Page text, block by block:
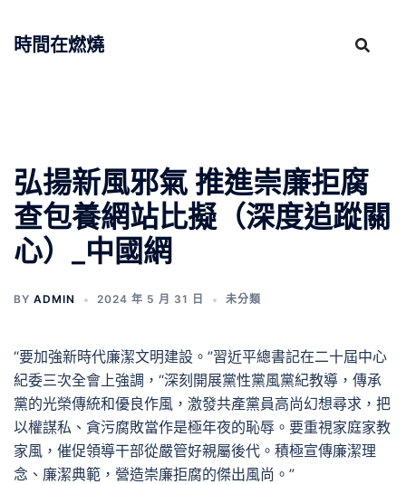
時間在燃燒
弘揚新風邪氣 推進崇廉拒腐
查包養網站比擬（深度追蹤關
心）_中國網
BY ADMIN 2024 年 5 月 31 日 未分類
“要加強新時代廉潔文明建設。”習近平總書記在二十屆中心
紀委三次全會上強調，“深刻開展黨性黨風黨紀教導，傳承
黨的光榮傳統和優良作風，激發共產黨員高尚幻想尋求，把
以權謀私、貪污腐敗當作是極年夜的恥辱。要重視家庭家教
家風，催促領導干部從嚴管好親屬後代。積極宣傳廉潔理
念、廉潔典範，營造崇廉拒腐的傑出風尚。”